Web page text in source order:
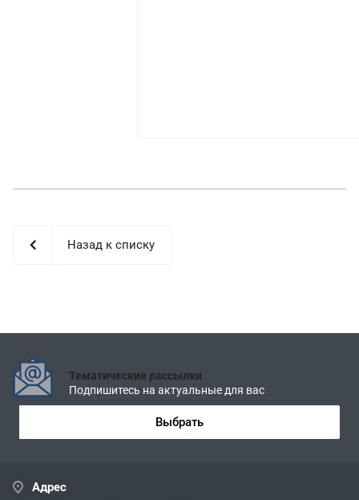
Назад к списку
Тематические рассылки
Подпишитесь на актуальные для вас
Выбрать
Адрес